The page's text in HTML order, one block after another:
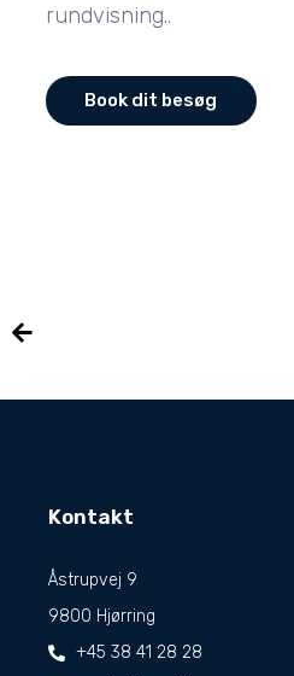
rundvisning..
Book dit besøg
Kontakt
Åstrupvej 9
9800 Hjørring
+45 38 41 28 28